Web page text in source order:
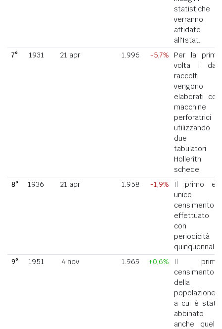
statistiche
verranno
affidate
all'Istat.
7°
1931 21 apr 1.996 -5,7%
Per la prima
volta i dati
raccolti
vengono
elaborati con
macchine
perforatrici
utilizzando
due
tabulatori
Hollerith a
schede.
8°
1936 21 apr 1.958 -1,9%
Il primo ed
unico
censimento
effettuato
con
periodicità
quinquennale.
9°
1951 4 nov 1.969 +0,6%
Il primo
censimento
della
popolazione
a cui è stato
abbinato
anche quello